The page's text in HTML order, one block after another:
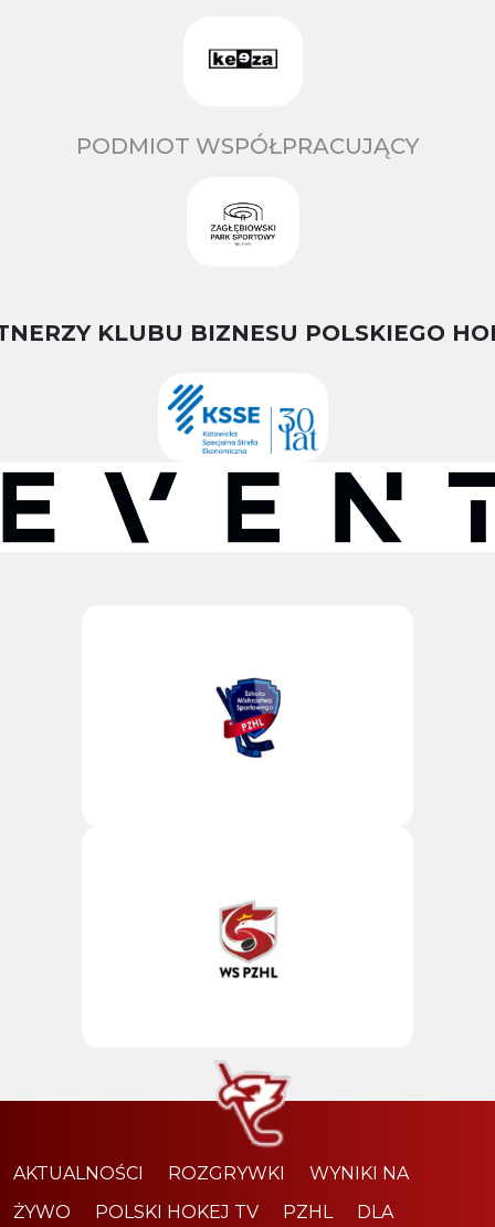
PODMIOT WSPÓŁPRACUJĄCY
KLUBU BIZNESU POLSKIEGO
AKTUALNOŚCI ROZGRYWKI
WYNIKI NA
ŻYWO
POLSKI HOKEJ TV PZHL DLA